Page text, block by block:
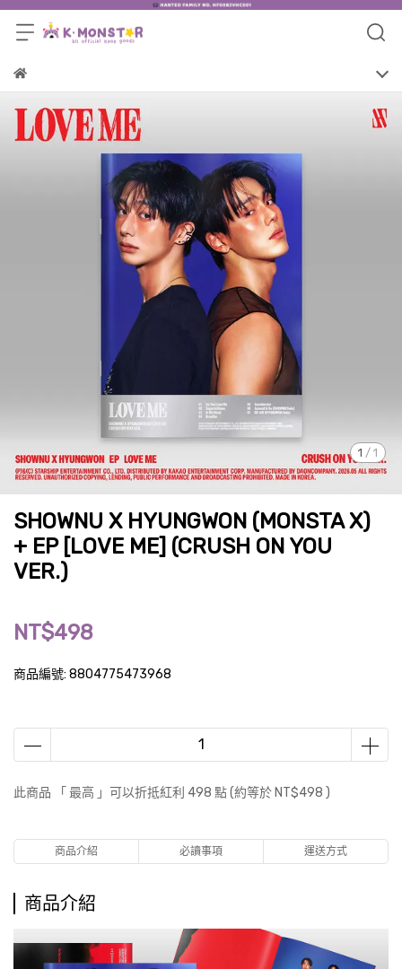
1 / 1
SHOWNU X HYUNGWON (MONSTA X)
+ EP [LOVE ME] (CRUSH ON YOU
VER.)
NT$498
商品編號: 8804775473968
此商品 「 最高 」可以折抵紅利 498 點 (約等於 NT$498 )
商品介紹 必讀事項 運送方式
商品介紹